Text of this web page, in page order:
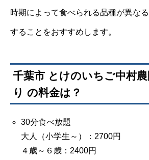
時期によって食べられる品種が異な
することをおすすめします。
千葉市 とけのいちご中村
り の料金は？
30分食べ放題
大人（小学生～）：2700円
４歳～６歳：2400円